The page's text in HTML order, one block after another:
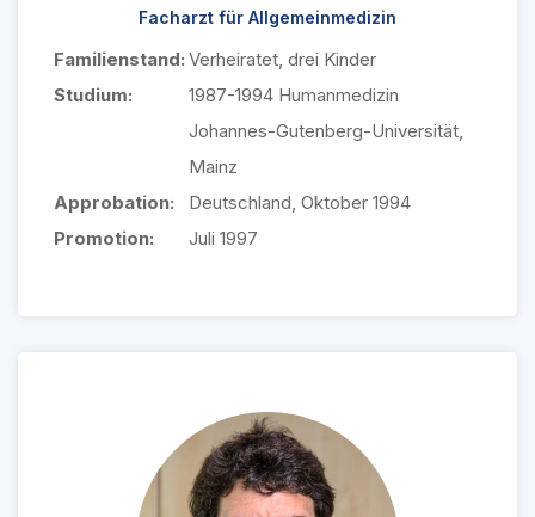
Facharzt für Allgemeinmedizin
Familienstand: Verheiratet, drei Kinder
Studium:
1987-1994 Humanmedizin
Johannes-Gutenberg-Universität,
Mainz
Approbation:
Deutschland, Oktober 1994
Promotion:
Juli 1997